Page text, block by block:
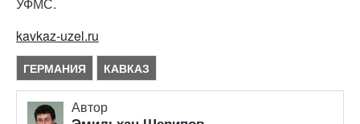
kavkaz-uzel.ru
ГЕРМАНИЯ КАВКАЗ
Автор